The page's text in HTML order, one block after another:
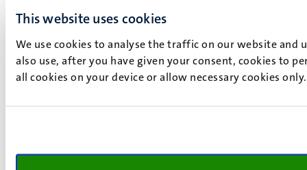
This website uses cookies
We use cookies to analyse the traffic on our website and
also use, after you have given your consent, cookies to
all cookies on your device or allow necessary cookies